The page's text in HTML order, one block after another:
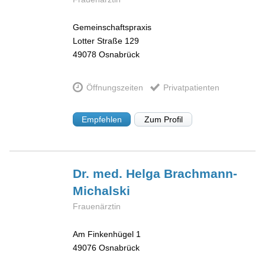
Gemeinschaftspraxis
Lotter Straße 129
49078 Osnabrück
Öffnungszeiten Privatpatienten
Empfehlen Zum Profil
Dr. med. Helga Brachmann-
Michalski
Frauenärztin
Am Finkenhügel 1
49076 Osnabrück